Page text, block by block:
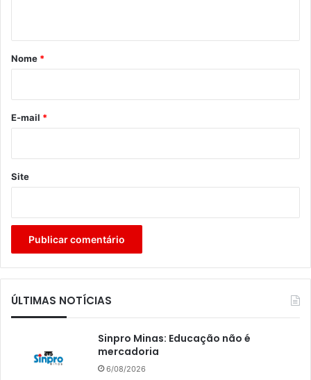
r
*
Nome *
E-mail *
Site
ÚLTIMAS NOTÍCIAS
Sinpro Minas: Educação não é
mercadoria
6/08/2026